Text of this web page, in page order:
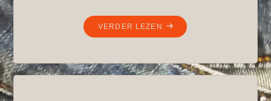
VERDER LEZEN
"LAMP,
DEENS